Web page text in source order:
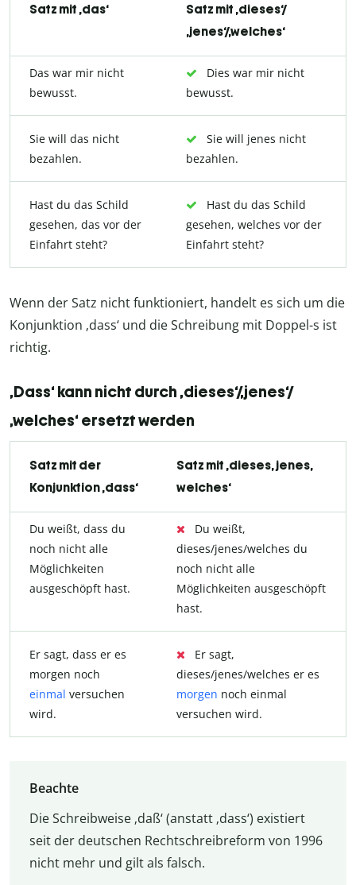
Satz mit ‚das‘
Satz mit ‚dieses‘/
‚jenes‘/‚welches‘
Das war mir nicht
bewusst.
Dies war mir nicht
bewusst.
Sie will das nicht
bezahlen.
Sie will jenes nicht
bezahlen.
Hast du das Schild
gesehen, das vor der
Einfahrt steht?
Hast du das Schild
gesehen, welches vor der
Einfahrt steht?
Wenn der Satz nicht funktioniert, handelt es sich um die
Konjunktion ‚dass‘ und die Schreibung mit Doppel-s ist
richtig.
‚Dass‘ kann nicht durch ‚dieses‘/‚jenes‘/
‚welches‘ ersetzt werden
Satz mit der
Konjunktion ‚dass‘
Satz mit ‚dieses, jenes,
welches‘
Du weißt, dass du
noch nicht alle
Möglichkeiten
ausgeschöpft hast.
Du weißt,
dieses/jenes/welches du
noch nicht alle
Möglichkeiten ausgeschöpft
hast.
Er sagt, dass er es
morgen noch
einmal versuchen
wird.
Er sagt,
dieses/jenes/welches er es
morgen noch einmal
versuchen wird.
Beachte
Die Schreibweise ‚daß‘ (anstatt ‚dass‘) existiert
seit der deutschen Rechtschreibreform von 1996
nicht mehr und gilt als falsch.